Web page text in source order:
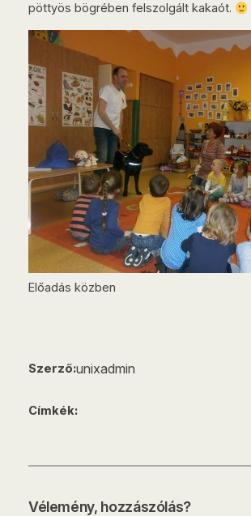
pöttyös bögrében felszolgált kakaót.
Előadás közben
Szerző:unixadmin
Címkék:
Vélemény, hozzászólás?